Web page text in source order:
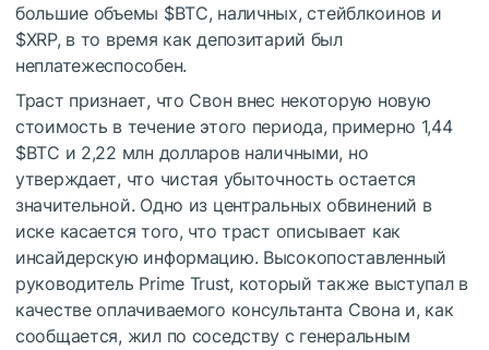
большие объемы $BTC, наличных, стейблкоинов и
$XRP, в то время как депозитарий был
неплатежеспособен.
Траст признает, что Свон внес некоторую новую
стоимость в течение этого периода, примерно 1,44
$BTC и 2,22 млн долларов наличными, но
утверждает, что чистая убыточность остается
значительной. Одно из центральных обвинений в
иске касается того, что траст описывает как
инсайдерскую информацию. Высокопоставленный
руководитель Prime Trust, который также выступал в
качестве оплачиваемого консультанта Свона и, как
сообщается, жил по соседству с генеральным